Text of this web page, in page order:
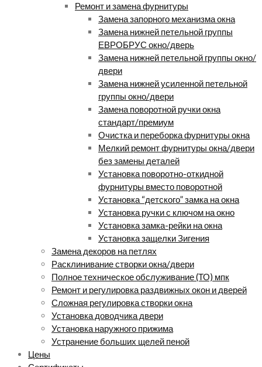
Ремонт и замена фурнитуры
Замена запорного механизма окна
Замена нижней петельной группы
ЕВРОБРУС окно/дверь
Замена нижней петельной группы окно/
двери
Замена нижней усиленной петельной
группы окно/двери
Замена поворотной ручки окна
стандарт/премиум
Очистка и переборка фурнитуры окна
Мелкий ремонт фурнитуры окна/двери
без замены деталей
Установка поворотно-откидной
фурнитуры вместо поворотной
Установка “детского” замка на окна
Установка ручки с ключом на окно
Установка замка-рейки на окна
Установка защелки Зигения
Замена декоров на петлях
Расклинивание створки окна/двери
Полное техническое обслуживание (ТО) мпк
Ремонт и регулировка раздвижных окон и дверей
Сложная регулировка створки окна
Установка доводчика двери
Установка наружного прижима
Устранение больших щелей пеной
Цены